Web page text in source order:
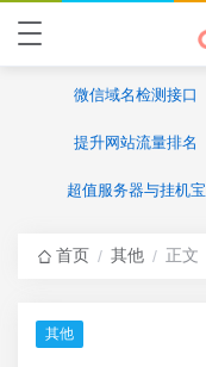
微信域名检测接口
提升网站流量排名
超值服务器与挂机宝
首页 / 其他 / 正文
其他